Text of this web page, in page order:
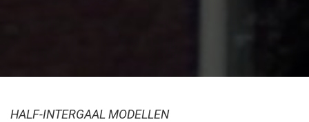
HALF-INTERGAAL MODELLEN